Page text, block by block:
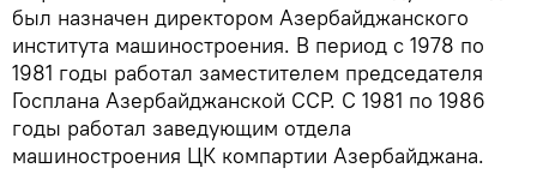
был назначен директором Азербайджанского
института машиностроения. В период с 1978 по
1981 годы работал заместителем председателя
Госпланa Азербайджанской ССР. С 1981 по 1986
годы работал заведующим отдела
машиностроения ЦК компартии Азербайджана.